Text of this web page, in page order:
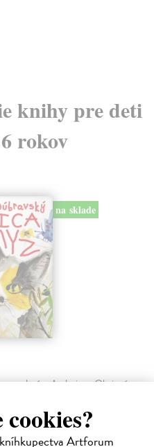
Artforum
knihy pre deti
rokov
na sklade
zvedavým Andrejom. Obaja sú